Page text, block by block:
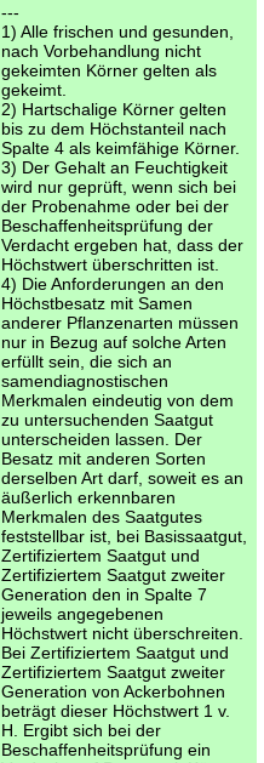
---
1) Alle frischen und gesunden,
nach Vorbehandlung nicht
gekeimten Körner gelten als
gekeimt.
2) Hartschalige Körner gelten
bis zu dem Höchstanteil nach
Spalte 4 als keimfähige Körner.
3) Der Gehalt an Feuchtigkeit
wird nur geprüft, wenn sich bei
der Probenahme oder bei der
Beschaffenheitsprüfung der
Verdacht ergeben hat, dass der
Höchstwert überschritten ist.
4) Die Anforderungen an den
Höchstbesatz mit Samen
anderer Pflanzenarten müssen
nur in Bezug auf solche Arten
erfüllt sein, die sich an
samendiagnostischen
Merkmalen eindeutig von dem
zu untersuchenden Saatgut
unterscheiden lassen. Der
Besatz mit anderen Sorten
derselben Art darf, soweit es an
äußerlich erkennbaren
Merkmalen des Saatgutes
feststellbar ist, bei Basissaatgut,
Zertifiziertem Saatgut und
Zertifiziertem Saatgut zweiter
Generation den in Spalte 7
jeweils angegebenen
Höchstwert nicht überschreiten.
Bei Zertifiziertem Saatgut und
Zertifiziertem Saatgut zweiter
Generation von Ackerbohnen
beträgt dieser Höchstwert 1 v.
H. Ergibt sich bei der
Beschaffenheitsprüfung ein